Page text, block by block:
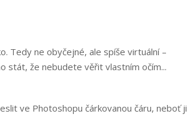
Tedy ne obyčejné, ale spíše virtuální –
stát, že nebudete věřit vlastním očím...
ve Photoshopu čárkovanou čáru, neboť ji